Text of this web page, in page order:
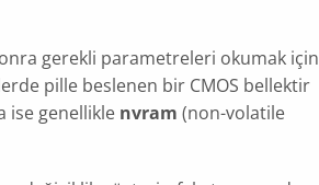
gerekli parametreleri okumak için
pille beslenen bir CMOS bellektir
ise genellikle nvram (non-volatile